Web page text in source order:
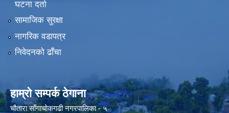
घटना दर्ता
सामाजिक सुरक्षा
नागरिक वडापत्र
निवेदनको ढाँचा
हाम्रो सम्पर्क ठेगाना
चौतारा साँगाचोकगढी नगरपालिका - ५